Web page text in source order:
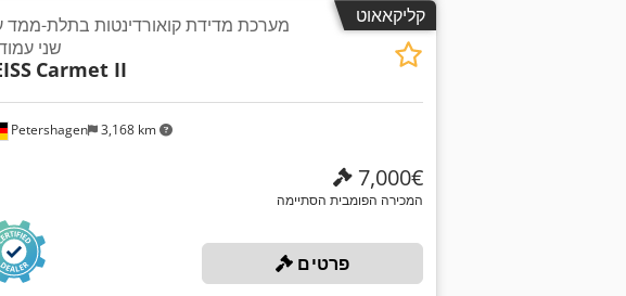
קליקאאוט
Petershagen 3,168 km
מערכת מדידת קואורדינטות בתלת-ממד
שני
Carmet II
‏7,000 ‏€
המכירה הפומבית הסתיימה
פרטים